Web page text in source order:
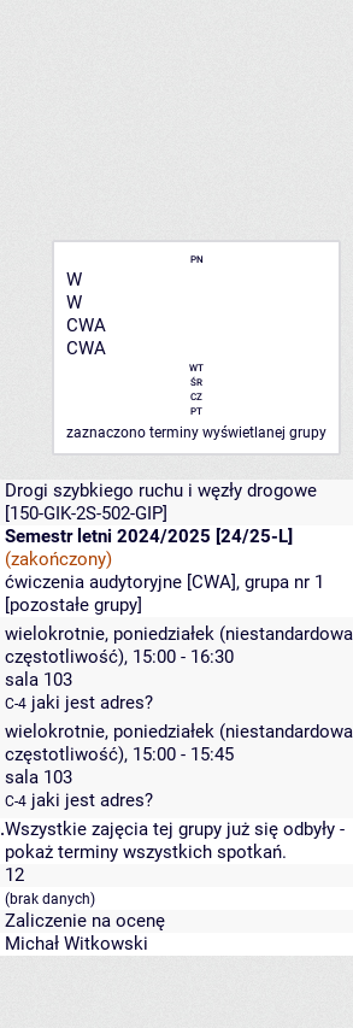
PN
W
W
CWA
CWA
WT
ŚR
CZ
PT
zaznaczono terminy wyświetlanej grupy
Drogi szybkiego ruchu i węzły drogowe
[150-GIK-2S-502-GIP]
Semestr letni 2024/2025 [24/25-L]
(zakończony)
ćwiczenia audytoryjne [CWA], grupa nr 1
[pozostałe grupy]
wielokrotnie, poniedziałek (niestandardowa
częstotliwość), 15:00 - 16:30
sala 103
C-4 jaki jest adres?
wielokrotnie, poniedziałek (niestandardowa
częstotliwość), 15:00 - 15:45
sala 103
C-4 jaki jest adres?
Wszystkie zajęcia tej grupy już się odbyły -
pokaż terminy wszystkich spotkań.
12
(brak danych)
Zaliczenie na ocenę
Michał Witkowski